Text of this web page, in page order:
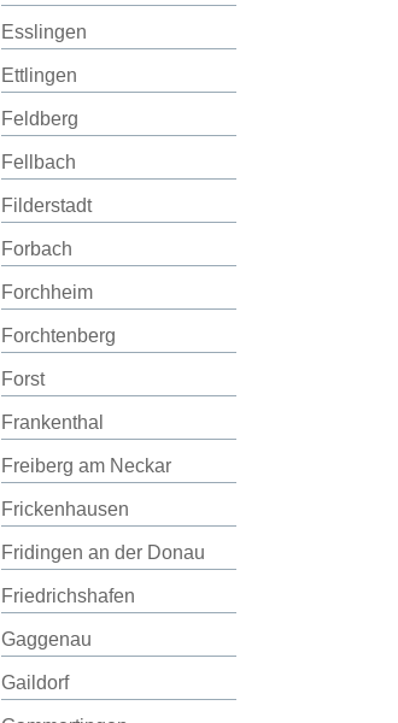
Esslingen
Ettlingen
Feldberg
Fellbach
Filderstadt
Forbach
Forchheim
Forchtenberg
Forst
Frankenthal
Freiberg am Neckar
Frickenhausen
Fridingen an der Donau
Friedrichshafen
Gaggenau
Gaildorf